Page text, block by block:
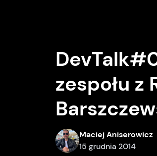
zespołu z
Maciej Aniserowicz
15 grudnia 2014